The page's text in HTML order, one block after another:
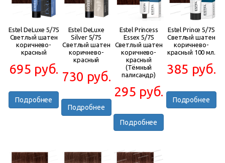
Estel DeLuxe 5/75
Светлый шатен
коричнево-
красный
695 руб.
Подробнее
Estel DeLuxe
Silver 5/75
Светлый шатен
коричнево-
красный
730 руб.
Подробнее
Estel Princess
Essex 5/75
Светлый шатен
коричнево-
красный
(Тёмный
палисандр)
295 руб.
Подробнее
Estel Prince 5/75
Светлый шатен
коричнево-
красный 100 мл.
385 руб.
Подробнее